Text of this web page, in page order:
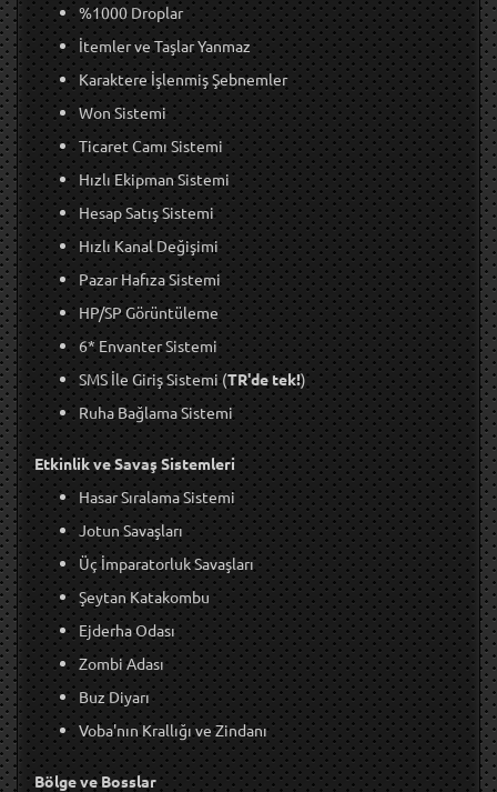
%1000 Droplar
İtemler ve Taşlar Yanmaz
Karaktere İşlenmiş Şebnemler
Won Sistemi
Ticaret Camı Sistemi
Hızlı Ekipman Sistemi
Hesap Satış Sistemi
Hızlı Kanal Değişimi
Pazar Hafıza Sistemi
HP/SP Görüntüleme
6* Envanter Sistemi
SMS İle Giriş Sistemi (TR'de tek!)
Ruha Bağlama Sistemi
Etkinlik ve Savaş Sistemleri
Hasar Sıralama Sistemi
Jotun Savaşları
Üç İmparatorluk Savaşları
Şeytan Katakombu
Ejderha Odası
Zombi Adası
Buz Diyarı
Voba'nın Krallığı ve Zindanı
Bölge ve Bosslar